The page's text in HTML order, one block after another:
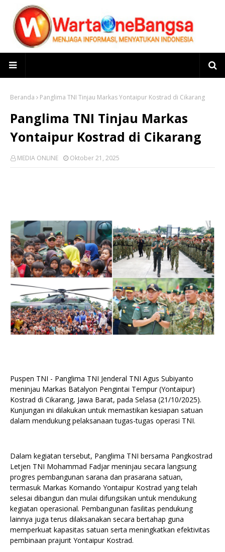
Beranda Panglima TNI Tinjau Markas Yontaipur Kostrad di Cikarang
Panglima TNI Tinjau Markas
Yontaipur Kostrad di Cikarang
MEDIA ONLINE Oktober 21, 2025
Puspen TNI - Panglima TNI Jenderal TNI Agus Subiyanto
meninjau Markas Batalyon Pengintai Tempur (Yontaipur)
Kostrad di Cikarang, Jawa Barat, pada Selasa (21/10/2025).
Kunjungan ini dilakukan untuk memastikan kesiapan satuan
dalam mendukung pelaksanaan tugas-tugas operasi TNI.
Dalam kegiatan tersebut, Panglima TNI bersama Pangkostrad
Letjen TNI Mohammad Fadjar meninjau secara langsung
progres pembangunan sarana dan prasarana satuan,
termasuk Markas Komando Yontaipur Kostrad yang telah
selesai dibangun dan mulai difungsikan untuk mendukung
kegiatan operasional. Pembangunan fasilitas pendukung
lainnya juga terus dilaksanakan secara bertahap guna
memperkuat kapasitas satuan serta meningkatkan efektivitas
pembinaan prajurit Yontaipur Kostrad.